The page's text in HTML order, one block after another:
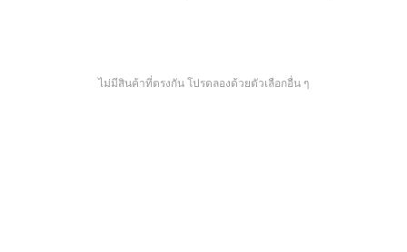
ไม่มีสินค้าที่ตรงกัน โปรดลองด้วยตัวเลือกอื่น ๆ